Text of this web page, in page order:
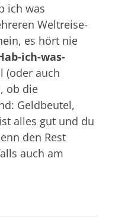
ich was
Weltreise-
es hört nie
ich-was-
(oder auch
ob die
Geldbeutel,
alles gut und du
den Rest
auch am